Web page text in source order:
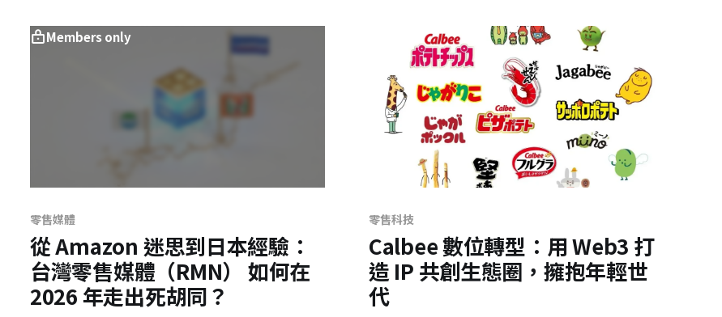
Members only
零售媒體
從 Amazon 迷思到日本經驗：
台灣零售媒體（RMN） 如何在
2026 年走出死胡同？
零售科技
Calbee 數位轉型：用 Web3 打
造 IP 共創生態圈，擁抱年輕世
代